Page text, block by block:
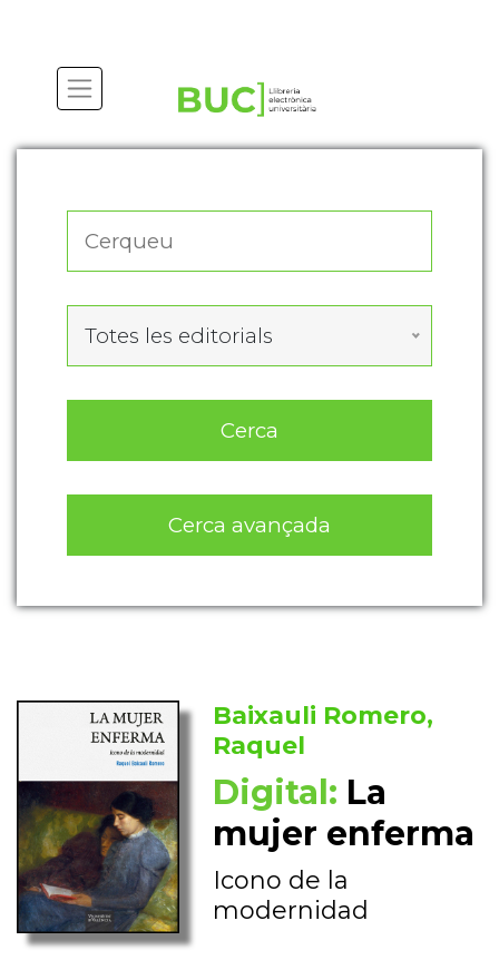
Totes les editorials
Cerca
Cerca avançada
Baixauli Romero,
Raquel
Digital: La
mujer enferma
Icono de la
modernidad